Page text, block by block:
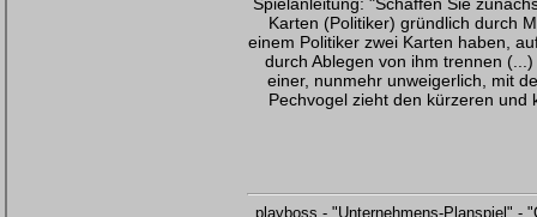
Spielanleitung: "Schaffen Sie
Karten (Politiker) gründlich durch
einem Politiker zwei Karten haben,
durch Ablegen von ihm trennen
einer, nunmehr unweigerlich, mit
Pechvogel zieht den kürzeren und
playboss - "Unternehmens-Planspiel" -